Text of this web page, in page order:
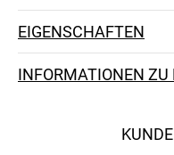
EIGENSCHAFTEN
INFORMATIONEN ZU